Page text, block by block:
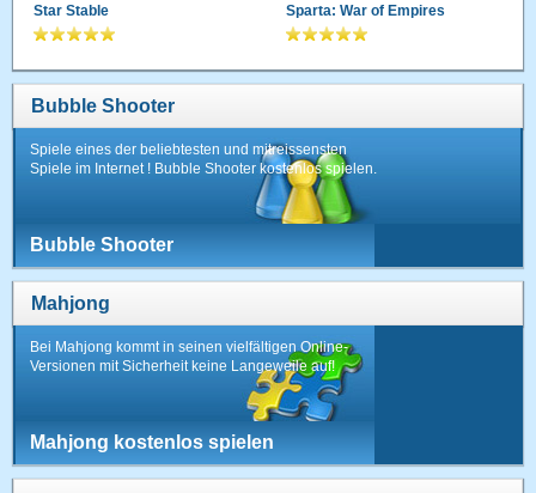
Star Stable Sparta: War of Empires
Bubble Shooter
Spiele eines der beliebtesten und mitreissensten
Spiele im Internet ! Bubble Shooter kostenlos spielen.
Bubble Shooter
Mahjong
Bei Mahjong kommt in seinen vielfältigen Online-
Versionen mit Sicherheit keine Langeweile auf!
Mahjong kostenlos spielen